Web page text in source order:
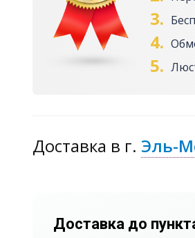
3.
4.
5.
Доставка в г. Эль-
Доставка до